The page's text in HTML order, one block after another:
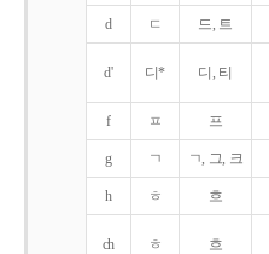
d ㄷ 드, 트
d' 디* 디, 티
f ㅍ 프
g ㄱ ㄱ, 그, 크
h ㅎ 흐
ch ㅎ 흐